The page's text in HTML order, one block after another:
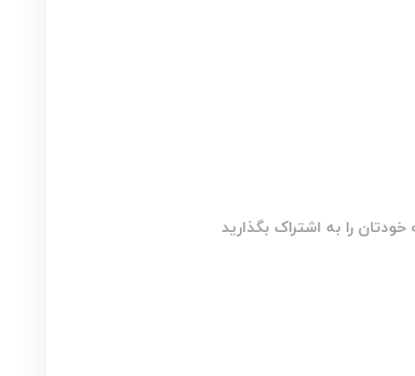
را به اشتراک بگذارید